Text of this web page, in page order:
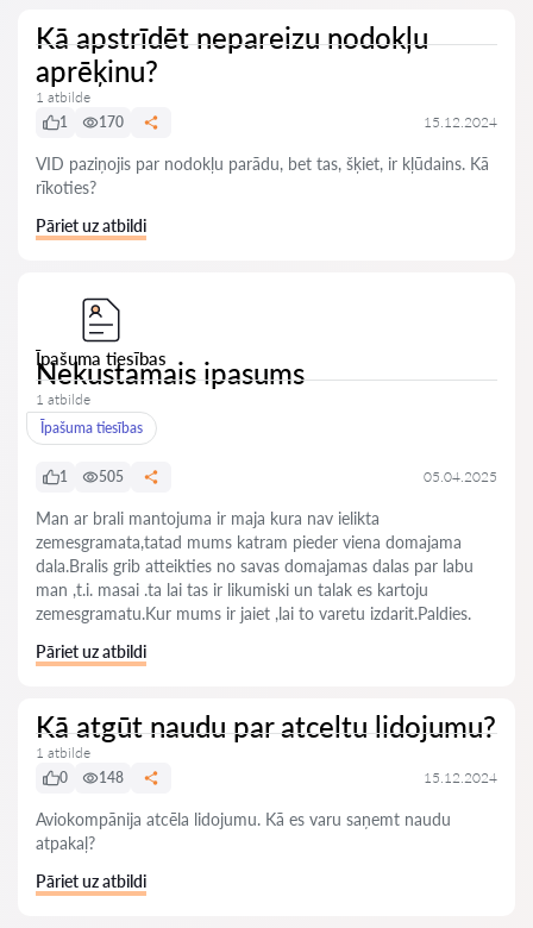
Kā apstrīdēt nepareizu nodokļu
aprēķinu?
1 atbilde
1
170 15.12.2024
VID paziņojis par nodokļu parādu, bet tas, šķiet, ir kļūdains. Kā
rīkoties?
Pāriet uz atbildi
Īpašuma tiesības
Nekustamais ipasums
1 atbilde
Īpašuma tiesības
1 505 05.04.2025
Man ar brali mantojuma ir maja kura nav ielikta
zemesgramata,tatad mums katram pieder viena domajama
dala.Bralis grib atteikties no savas domajamas dalas par labu
man ,t.i. masai .ta lai tas ir likumiski un talak es kartoju
zemesgramatu.Kur mums ir jaiet ,lai to varetu izdarit.Paldies.
Pāriet uz atbildi
Kā atgūt naudu par atceltu lidojumu?
1 atbilde
0
148 15.12.2024
Aviokompānija atcēla lidojumu. Kā es varu saņemt naudu
atpakaļ?
Pāriet uz atbildi